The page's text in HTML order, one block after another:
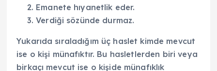
Emanete hıyanetlik eder.
Verdiği sözünde durmaz.
Yukarıda sıraladığım üç haslet kimde mevcut
ise o kişi münafıktır. Bu hasletlerden biri veya
birkaçı mevcut ise o kişide münafıklık